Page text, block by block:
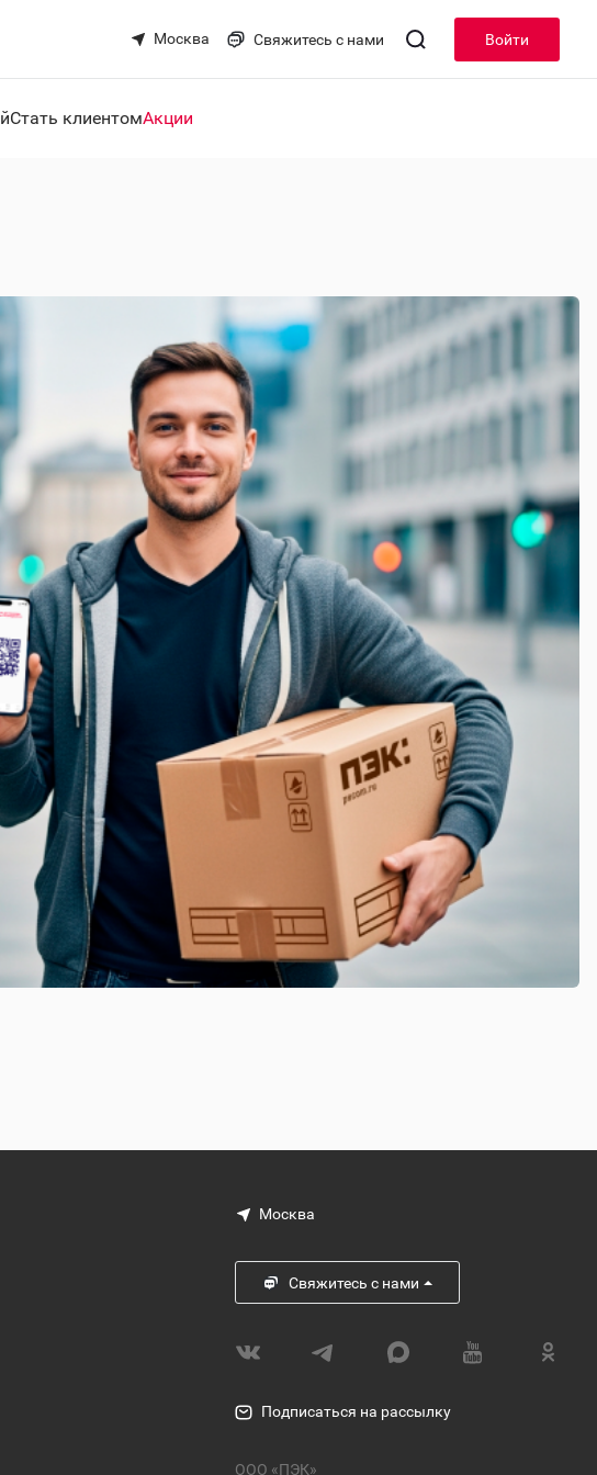
Москва Свяжитесь с нами Войти
Стать клиентомАкции
Москва
Свяжитесь с нами
Подписаться на рассылку
ООО «ПЭК»